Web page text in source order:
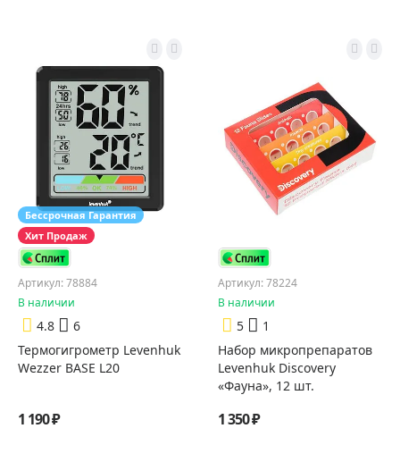
Бессрочная Гарантия
Хит Продаж
Артикул: 78884
В наличии
4.8
6
Термогигрометр Levenhuk
Wezzer BASE L20
1 190 ₽
Артикул: 78224
В наличии
5
1
Набор микропрепаратов
Levenhuk Discovery
«Фауна», 12 шт.
1 350 ₽